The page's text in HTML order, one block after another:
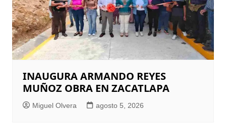
INAUGURA ARMANDO REYES
MUÑOZ OBRA EN ZACATLAPA
Miguel Olvera agosto 5, 2026